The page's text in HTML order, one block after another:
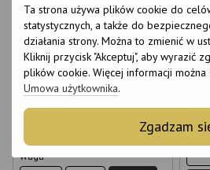
Ta strona używa plików cookie do
statystycznych, a także do
działania strony. Można to zmienić w
Kliknij przycisk "Akceptuj", aby wyrazić
plików cookie. Więcej informacji
Umowa użytkownika.
Zgadzam
12
Botox for hair Brazilian Nuts
Felps 1 kg
€113
Ceny hurtowe
Waga
Hair
€50
Waga